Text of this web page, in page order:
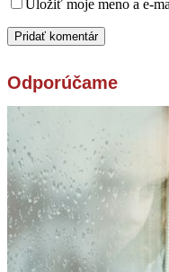
Uložiť moje meno a e-
Odporúčame